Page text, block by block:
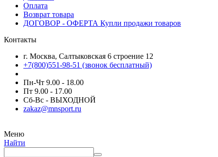
Оплата
Возврат товара
ДОГОВОР - ОФЕРТА Купли продажи товаров
Контакты
г. Москва, Салтыковская 6 строение 12
+7(800)551-98-51 (звонок бесплатный)
Пн-Чт 9.00 - 18.00
Пт 9.00 - 17.00
Сб-Вс - ВЫХОДНОЙ
zakaz@mnsport.ru
Меню
Найти